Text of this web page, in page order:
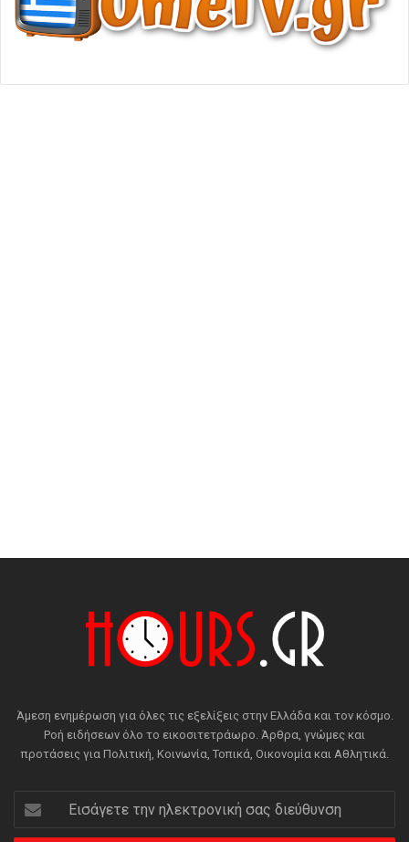
Άμεση ενημέρωση για όλες τις εξελίξεις στην Ελλάδα και τον κόσμο.
Ροή ειδήσεων όλο το εικοσιτετράωρο. Άρθρα, γνώμες και
προτάσεις για Πολιτική, Κοινωνία, Τοπικά, Οικονομία και Αθλητικά.
Εισάγετε
την
ηλεκτρονική